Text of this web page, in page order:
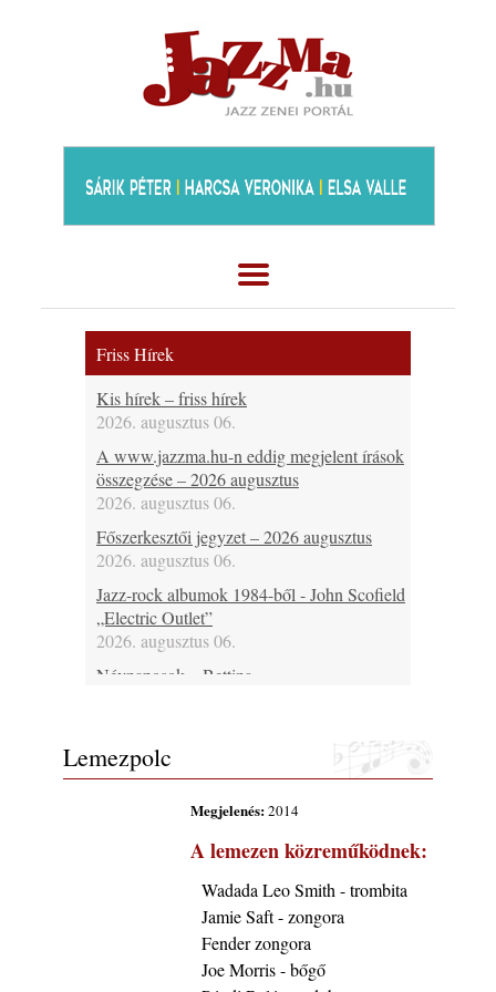
Friss Hírek
Kis hírek – friss hírek
2026. augusztus 06.
A www.jazzma.hu-n eddig megjelent írások
összegzése – 2026 augusztus
2026. augusztus 06.
Főszerkesztői jegyzet – 2026 augusztus
2026. augusztus 06.
Jazz-rock albumok 1984-ből - John Scofield
„Electric Outlet”
2026. augusztus 06.
Névnaposok – Bettina
Bubenyák Zoltán, 46 éves Horváth „Plutó”
József és 60 éves Regina Carter
2026. augusztus 06.
2026. augusztus 06.
Ma 30 éve halt meg Bobby Enriquez
2026. augusztus 06.
Ezen a napon – augusztus 6. (2026)
2026. augusztus 06.
Lemezpolc
Megjelenés:2014
A lemezen közreműködnek:
Wadada Leo Smith - trombita
Jamie Saft - zongora
Fender zongora
Joe Morris - bőgő